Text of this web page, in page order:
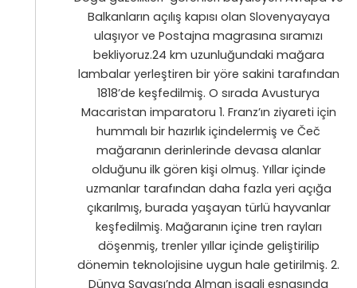
Balkanların açılış kapısı olan Slovenyayaya
ulaşıyor ve Postajna magrasına sıramızı
bekliyoruz.24 km uzunluğundaki mağara
lambalar yerleştiren bir yöre sakini tarafından
1818’de keşfedilmiş. O sırada Avusturya
Macaristan imparatoru 1. Franz’ın ziyareti için
hummalı bir hazırlık içindelermiş ve Čeč
mağaranın derinlerinde devasa alanlar
olduğunu ilk gören kişi olmuş. Yıllar içinde
uzmanlar tarafından daha fazla yeri açığa
çıkarılmış, burada yaşayan türlü hayvanlar
keşfedilmiş. Mağaranın içine tren rayları
döşenmiş, trenler yıllar içinde geliştirilip
dönemin teknolojisine uygun hale getirilmiş. 2.
Dünya Savaşı’nda Alman işgali esnasında